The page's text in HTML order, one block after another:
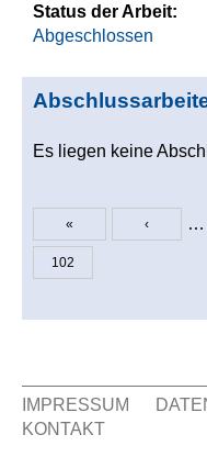
Status der Arbeit:
Abgeschlossen
Es liegen keine
Seiten
« ‹ …
102
IMPRESSUM
KONTAKT